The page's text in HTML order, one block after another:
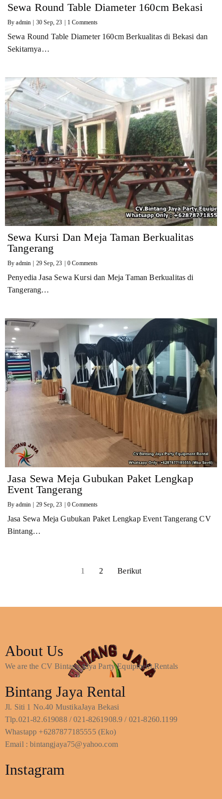
Sewa Round Table Diameter 160cm Bekasi
Byadmin | 30 Sep, 23 | 1 Comments
Sewa Round Table Diameter 160cm Berkualitas di Bekasi dan
Sekitarnya…
Sewa Kursi Dan Meja Taman Berkualitas
Tangerang
Byadmin 29 Sep, 23 0 Comments
Penyedia Jasa Sewa Kursi dan Meja Taman Berkualitas di
Tangerang…
Jasa Sewa Meja Gubukan Paket Lengkap
Event Tangerang
Byadmin | 29 Sep, 23 | 0 Comments
Jasa Sewa Meja Gubukan Paket Lengkap Event Tangerang CV
Bintang…
1 2 Berikut
About Us
We are the CV Bintang Jaya Party Equipment Rentals
Bintang Jaya Rental
Jl. Siti 1 No.40 MustikaJaya Bekasi
Tlp.021-82.619088 / 021-8261908.9 / 021-8260.1199
Whastapp +6287877185555 (Eko)
Email : bintangjaya75@yahoo.com
Instagram